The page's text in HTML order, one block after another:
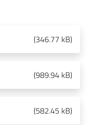
(346.77 kB)
(989.94 kB)
(582.45 kB)